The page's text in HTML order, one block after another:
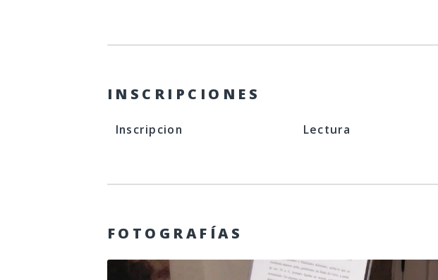
INSCRIPCIONES
Inscripcion Lectura
FOTOGRAFÍAS